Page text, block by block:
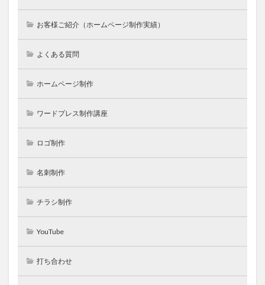
お客様ご紹介（ホームページ制作実績）
よくある質問
ホームページ制作
ワードプレス制作講座
ロゴ制作
名刺制作
チラシ制作
YouTube
打ち合わせ